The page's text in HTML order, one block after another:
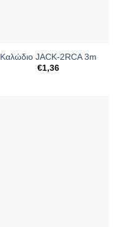
Καλώδιο JACK-2RCA 3m
€1,36